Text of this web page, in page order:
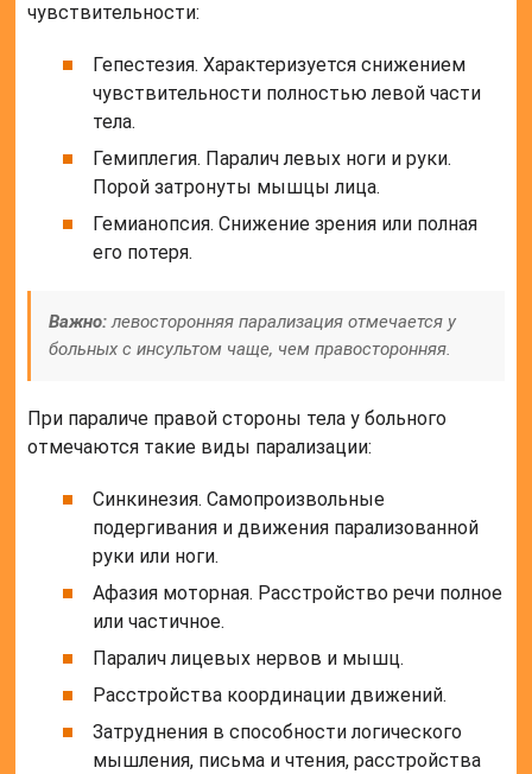
чувствительности:
Гепестезия. Характеризуется снижением
чувствительности полностью левой части
тела.
Гемиплегия. Паралич левых ноги и руки.
Порой затронуты мышцы лица.
Гемианопсия. Снижение зрения или полная
его потеря.
Важно:левосторонняя парализация отмечается у
больных с инсультом чаще, чем правосторонняя.
При параличе правой стороны тела у больного
отмечаются такие виды парализации:
Синкинезия. Самопроизвольные
подергивания и движения парализованной
руки или ноги.
Афазия моторная. Расстройство речи полное
или частичное.
Паралич лицевых нервов и мышц.
Расстройства координации движений.
Затруднения в способности логического
мышления, письма и чтения, расстройства